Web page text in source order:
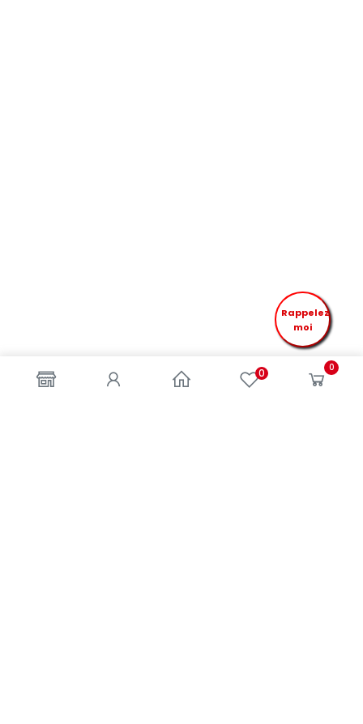
0 0
Rappelez
moi